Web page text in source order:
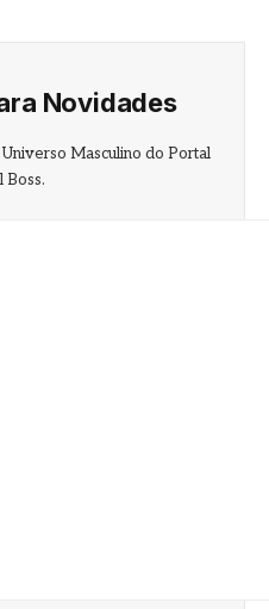
Novidades
Masculino do Portal
Boss.